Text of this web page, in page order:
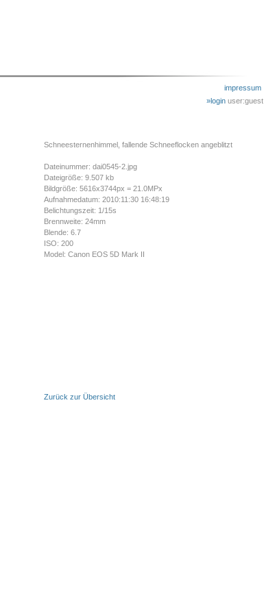
impressum
»login user:guest
Schneesternenhimmel, fallende Schneeflocken angeblitzt
Dateinummer: dai0545-2.jpg
Dateigröße: 9.507 kb
Bildgröße: 5616x3744px = 21.0MPx
Aufnahmedatum: 2010:11:30 16:48:19
Belichtungszeit: 1/15s
Brennweite: 24mm
Blende: 6.7
ISO: 200
Model: Canon EOS 5D Mark II
Zurück zur Übersicht